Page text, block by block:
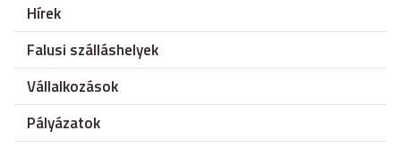
Hírek
Falusi szálláshelyek
Vállalkozások
Pályázatok